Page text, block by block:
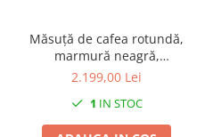
Măsuță de cafea rotundă,
marmură neagră,
80x80x49cm - IRON BLACK
2.199,00 Lei
1 IN STOC